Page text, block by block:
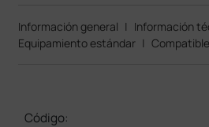
Información general | Información
Equipamiento estándar |
Código: